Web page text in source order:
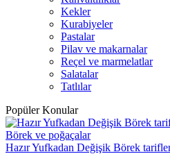
Kekler
Kurabiyeler
Pastalar
Pilav ve makarnalar
Reçel ve marmelatlar
Salatalar
Tatlılar
Popüler Konular
Börek ve poğaçalar
Hazır Yufkadan Değişik Börek